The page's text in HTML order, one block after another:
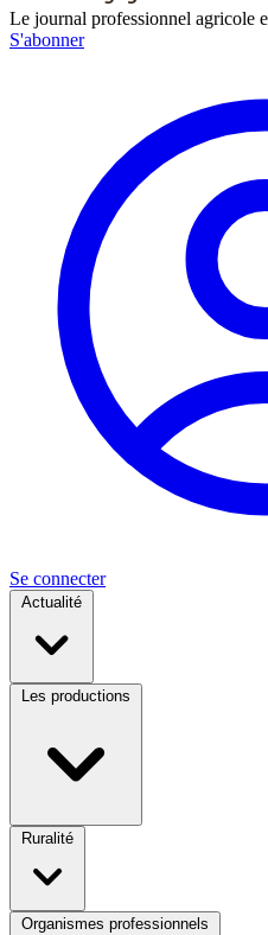
Le journal professionnel agricole
S'abonner
Se connecter
Actualité
Les productions
Ruralité
Organismes professionnels